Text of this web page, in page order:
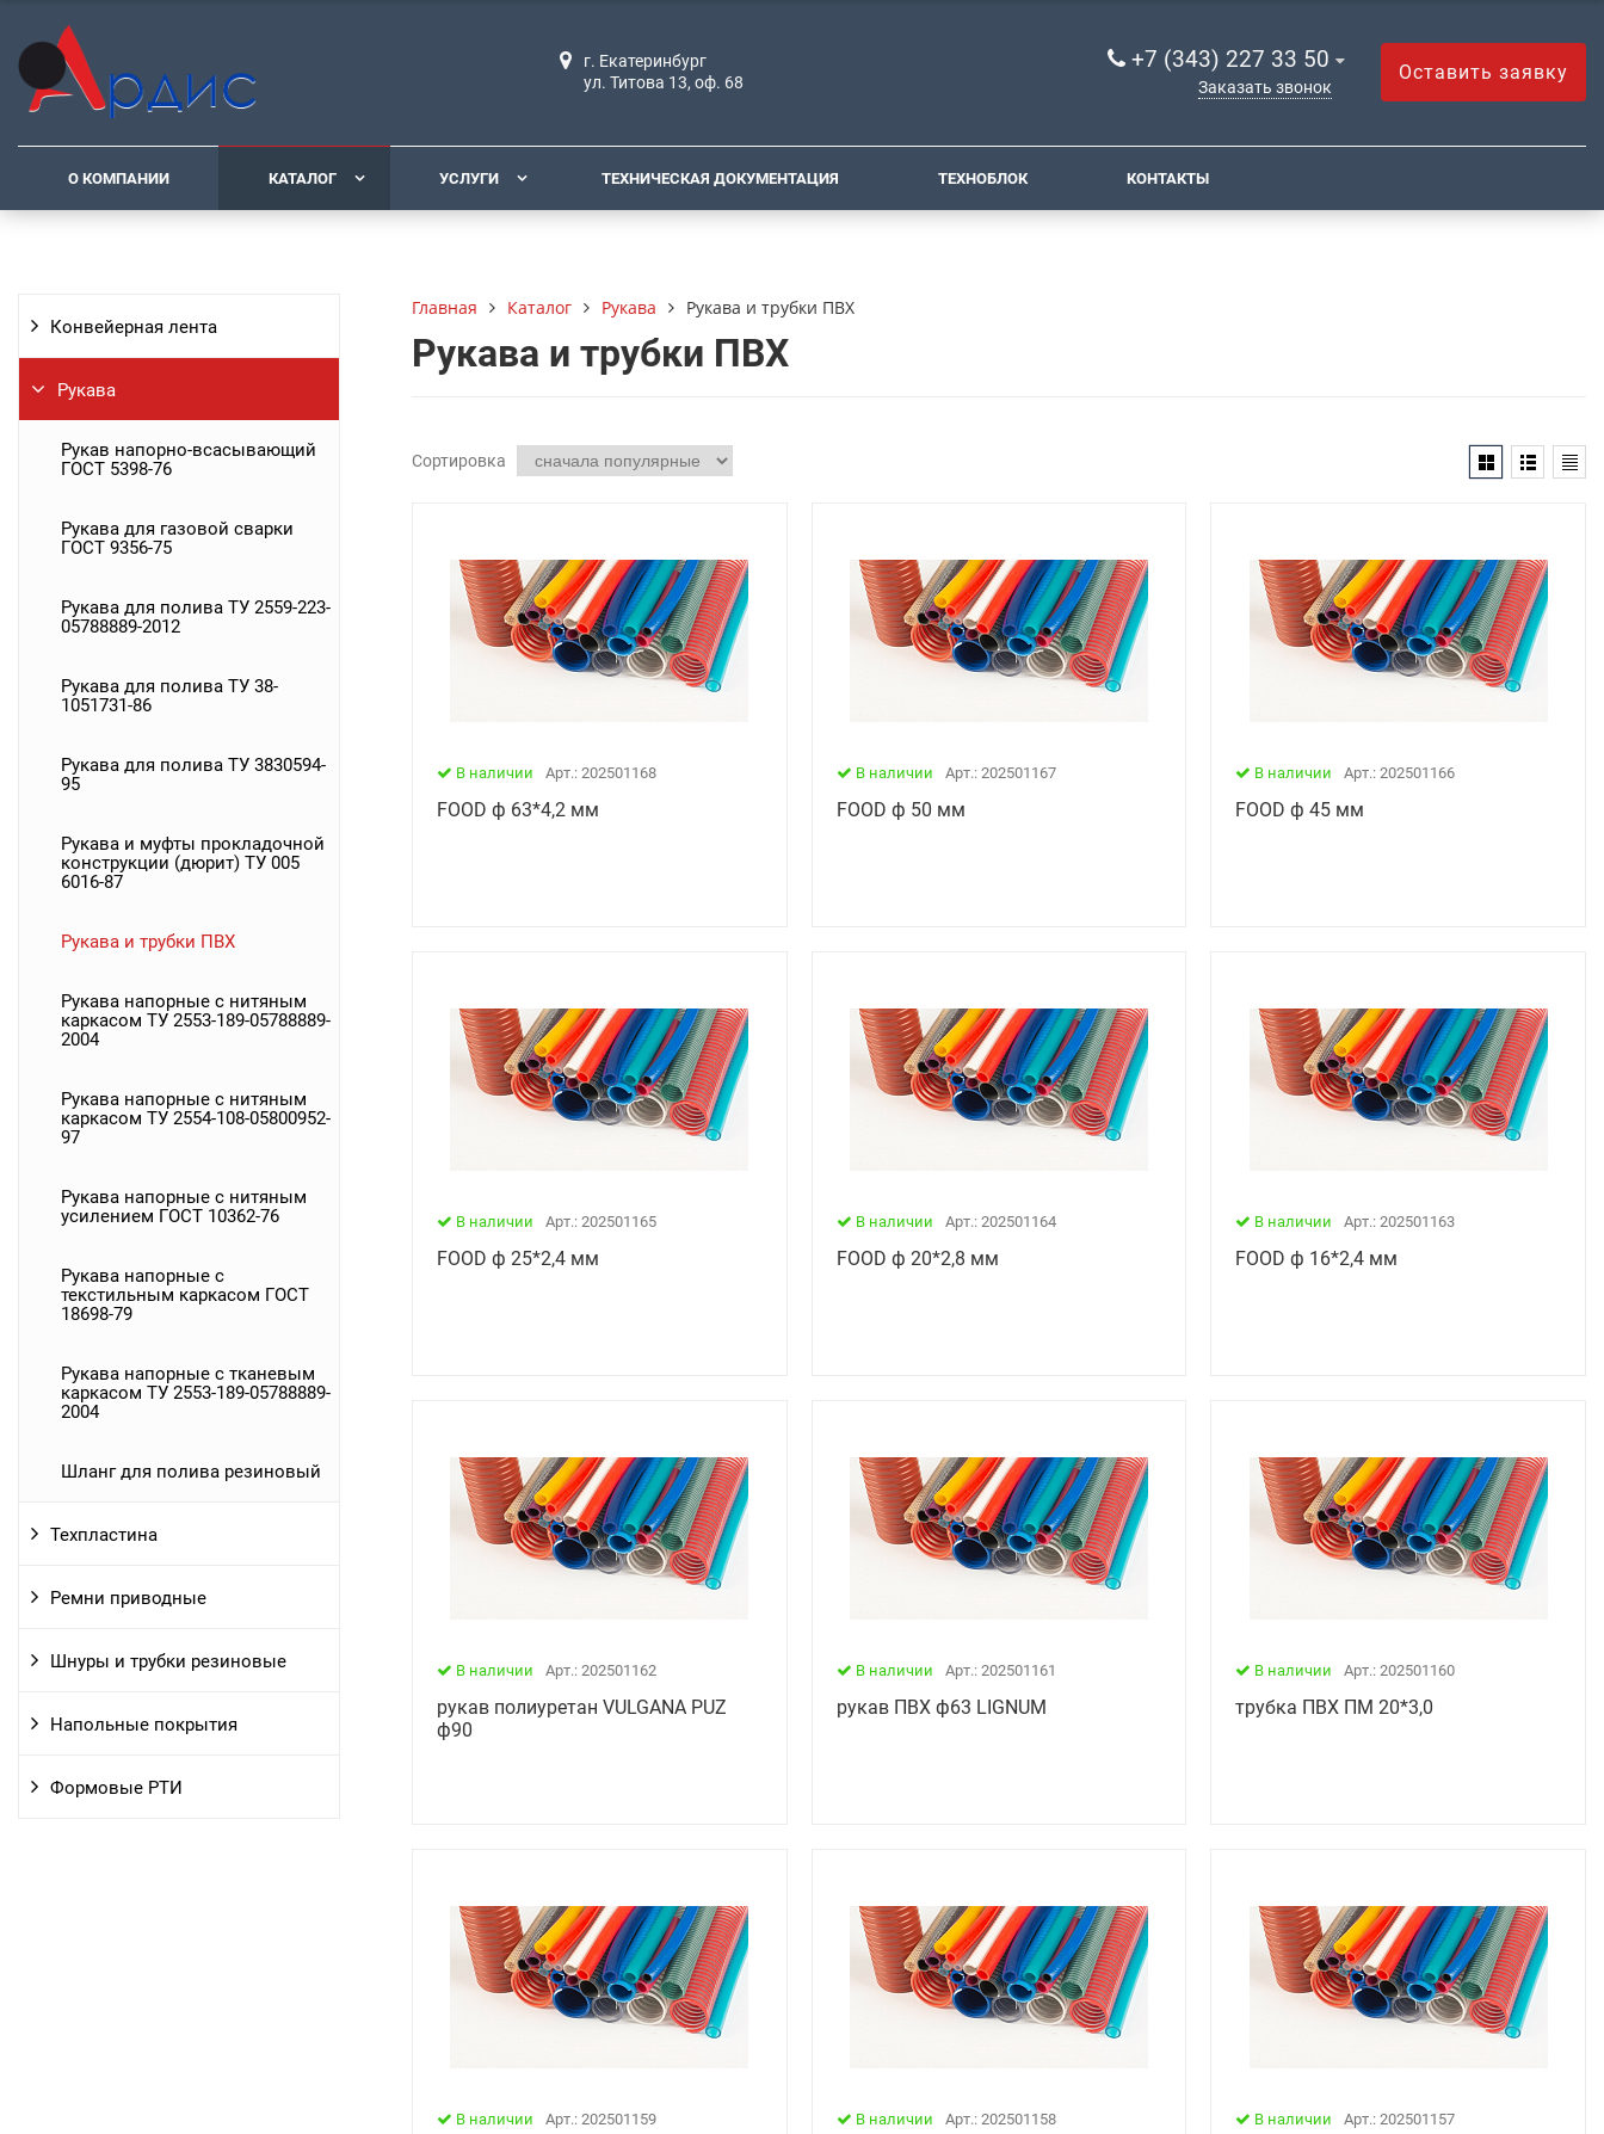
г. Екатеринбург
ул. Титова 13, оф. 68
+7 (343) 227 33 50
Заказать звонок
Оставить заявку
О КОМПАНИИ КАТАЛОГ УСЛУГИ ТЕХНИЧЕСКАЯ ДОКУМЕНТАЦИЯ ТЕХНОБЛОК КОНТАКТЫ
Конвейерная лента
Рукава
Рукав напорно-всасывающий
ГОСТ 5398-76
Рукава для газовой сварки
ГОСТ 9356-75
Рукава для полива ТУ 2559-223-
05788889-2012
Рукава для полива ТУ 38-
1051731-86
Рукава для полива ТУ 3830594-
95
Рукава и муфты прокладочной
конструкции (дюрит) ТУ 005
6016-87
Рукава и трубки ПВХ
Рукава напорные с нитяным
каркасом ТУ 2553-189-05788889-
2004
Рукава напорные с нитяным
каркасом ТУ 2554-108-05800952-
97
Рукава напорные с нитяным
усилением ГОСТ 10362-76
Рукава напорные с
текстильным каркасом ГОСТ
18698-79
Рукава напорные с тканевым
каркасом ТУ 2553-189-05788889-
2004
Шланг для полива резиновый
Техпластина
Ремни приводные
Шнуры и трубки резиновые
Напольные покрытия
Формовые РТИ
Главная Каталог Рукава Рукава и трубки ПВХ
Рукава и трубки ПВХ
Сортировка
В наличии Арт.: 202501168
FOOD ф 63*4,2 мм
В наличии Арт.: 202501167
FOOD ф 50 мм
В наличии Арт.: 202501166
FOOD ф 45 мм
В наличии Арт.: 202501165
FOOD ф 25*2,4 мм
В наличии Арт.: 202501164
FOOD ф 20*2,8 мм
В наличии Арт.: 202501163
FOOD ф 16*2,4 мм
В наличии Арт.: 202501162
рукав полиуретан VULGANA PUZ
ф90
В наличии Арт.: 202501161
рукав ПВХ ф63 LIGNUM
В наличии Арт.: 202501160
трубка ПВХ ПМ 20*3,0
В наличии Арт.: 202501159 В наличии Арт.: 202501158 В наличии Арт.: 202501157